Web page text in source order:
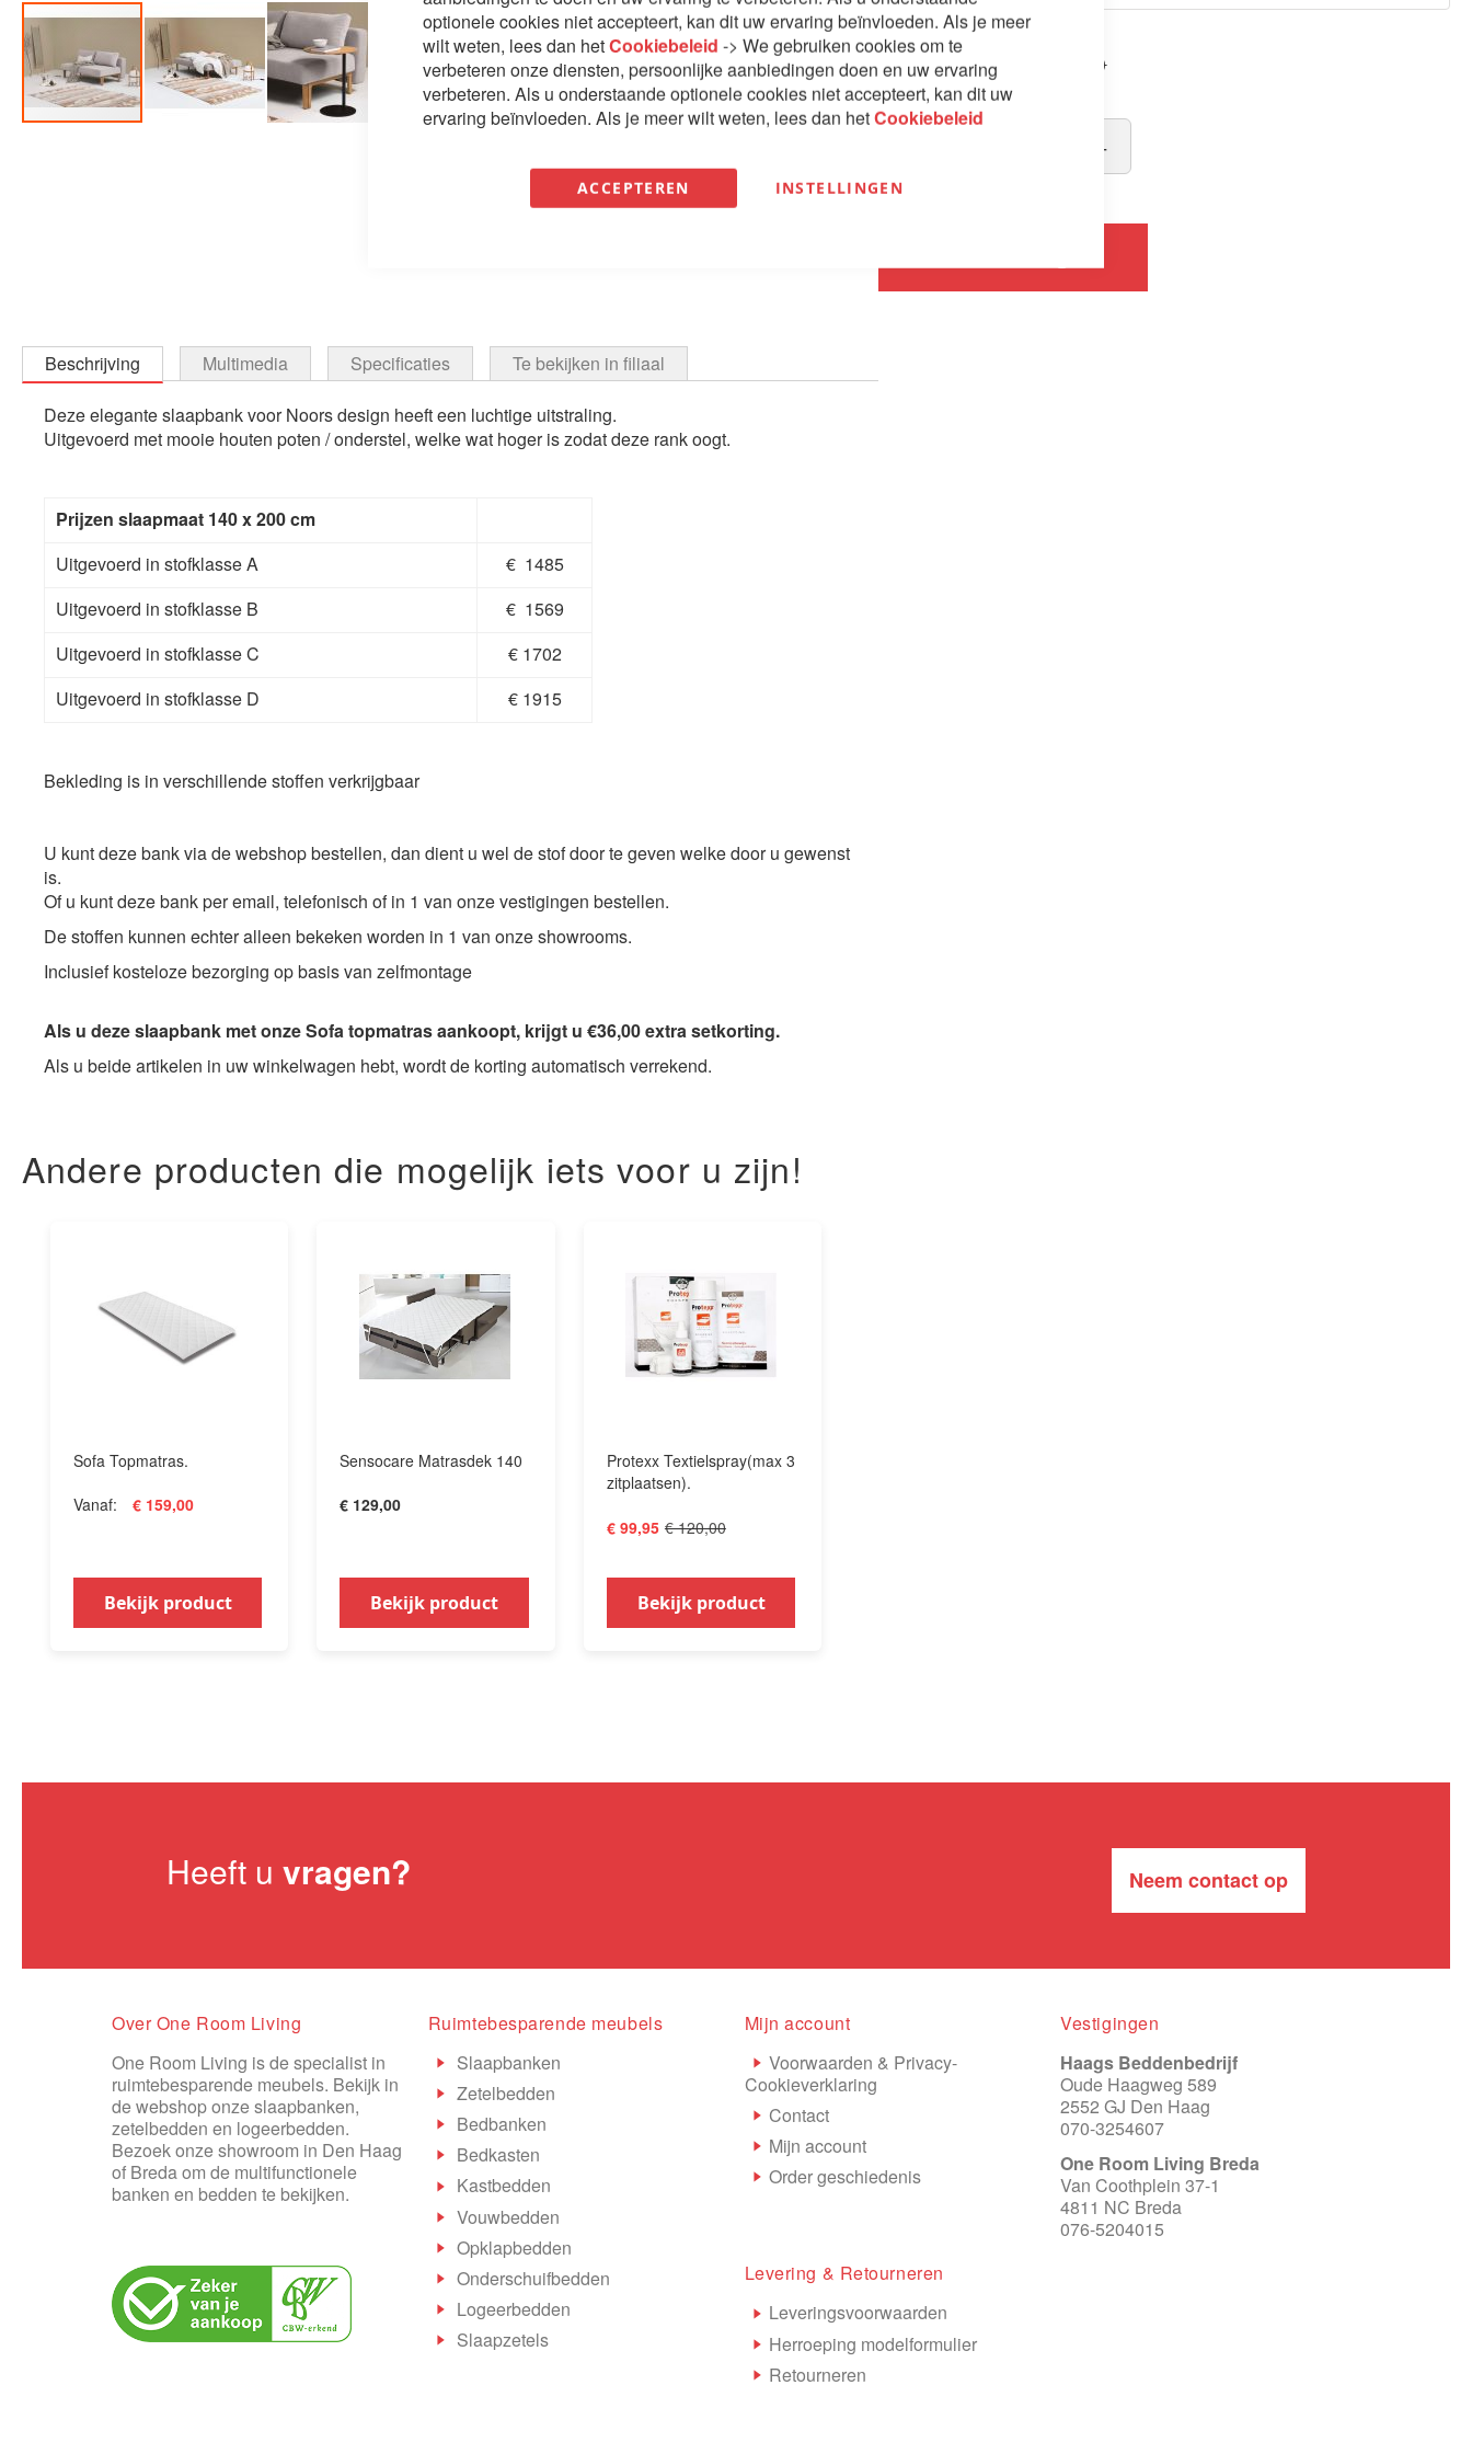
optionele cookies niet accepteert, kan dit uw ervaring beïnvloeden. Als je meer
wilt weten, lees dan hetCookiebeleid -> We gebruiken cookies om te
verbeteren onze diensten, persoonlijke aanbiedingen doen en uw ervaring
verbeteren. Als u onderstaande optionele cookies niet accepteert, kan dit uw
ervaring beïnvloeden. Als je meer wilt weten, lees dan hetCookiebeleid
ACCEPTEREN INSTELLINGEN
€ 1.485,00 € 1.610,00
Beschrijving
Deze elegante slaapbank voor Noors design heeft een luchtige uitstraling.
Uitgevoerd met mooie houten poten / onderstel, welke wat hoger is zodat deze rank oogt.
Prijzen slaapmaat 140 x 200 cm
Uitgevoerd in stofklasse A
€ 1485
Uitgevoerd in stofklasse B
€ 1569
Uitgevoerd in stofklasse C
€ 1702
Uitgevoerd in stofklasse D
€ 1915
Bekleding is in verschillende stoffen verkrijgbaar
U kunt deze bank via de webshop bestellen, dan dient u wel de stof door te geven welke door u gewenst
is.
Of u kunt deze bank per email, telefonisch of in 1 van onze vestigingen bestellen.
De stoffen kunnen echter alleen bekeken worden in 1 van onze showrooms.
Inclusief kosteloze bezorging op basis van zelfmontage
Als u deze slaapbank met onze Sofa topmatras aankoopt, krijgt u €36,00 extra setkorting.
Als u beide artikelen in uw winkelwagen hebt, wordt de korting automatisch verrekend.
Multimedia Specificaties Te bekijken in filiaal
Andere producten die mogelijk iets voor u zijn!
Sofa Topmatras.
Vanaf
€ 159,00
Bekijk product
Sensocare Matrasdek 140
€ 129,00
Bekijk product
Protexx Textielspray(max 3
zitplaatsen).
€ 99,95 € 120,00
Bekijk product
Heeft u vragen? Neem contact op
Over One Room Living
One Room Living is de specialist in
ruimtebesparende meubels. Bekijk in
de webshop onze slaapbanken,
zetelbedden en logeerbedden.
Bezoek onze showroom in Den Haag
of Breda om de multifunctionele
banken en bedden te bekijken.
Ruimtebesparende meubels
Slaapbanken
Zetelbedden
Bedbanken
Bedkasten
Kastbedden
Vouwbedden
Opklapbedden
Onderschuifbedden
Logeerbedden
Slaapzetels
Mijn account
Voorwaarden & Privacy-
Cookieverklaring
Contact
Mijn account
Order geschiedenis
Levering & Retourneren
Leveringsvoorwaarden
Herroeping modelformulier
Retourneren
Vestigingen
Haags Beddenbedrijf
Oude Haagweg 589
2552 GJ Den Haag
070-3254607
One Room Living Breda
Van Coothplein 37-1
4811 NC Breda
076-5204015